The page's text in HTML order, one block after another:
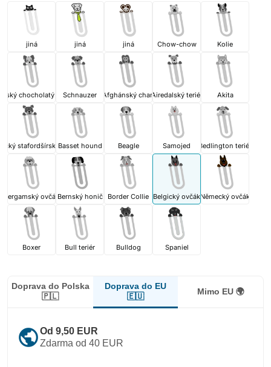
jiná jiná jiná Chow-chow Kolie
chocholatý pesSchnauzer Afghánský chartAiredalský teriér Akita
stafordšírský teriérBasset hound Beagle Samojed Bedlington teriér
Bergamský ovčákBernský honič Border Collie Belgický ovčákNěmecký ovčák
Boxer Bull teriér Bulldog Spaniel
Doprava do Polska
🇵🇱
Doprava do EU
🇪🇺
Mimo EU 🌍
publicOd 9,50 EUR
Zdarma od 40 EUR